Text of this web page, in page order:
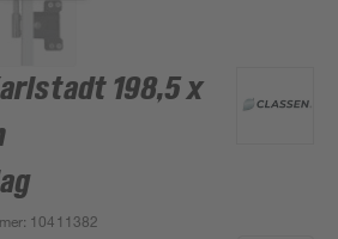
198,5 x
: 10411382